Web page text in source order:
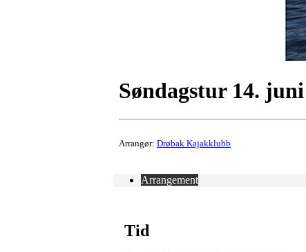
Søndagstur 14. juni
Arrangør: Drøbak Kajakklubb
Arrangement
Tid